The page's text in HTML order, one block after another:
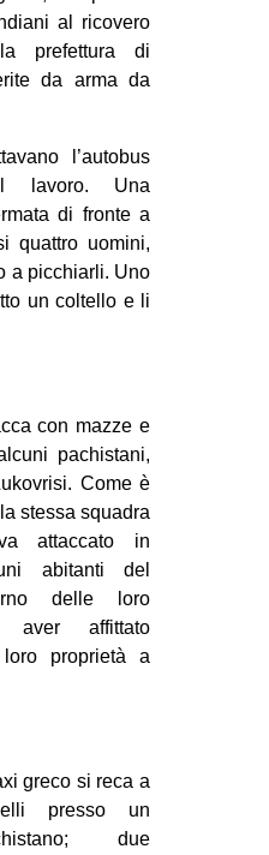
al ricovero
prefettura di
da arma da
l’autobus
lavoro. Una
di fronte a
quattro uomini,
a picchiarli. Uno
un coltello e li
con mazze e
pachistani,
Come è
stessa squadra
attaccato in
abitanti del
delle loro
aver affittato
proprietà a
greco si reca a
presso un
due